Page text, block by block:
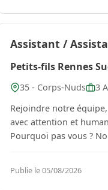
Assistant /
Petits-fils Rennes
35 - Corps-Nuds
3
Rejoindre notre
avec attention et
Pourquoi pas vous ?
Publie le 05/08/2026